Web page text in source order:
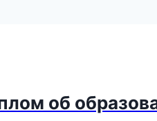
об